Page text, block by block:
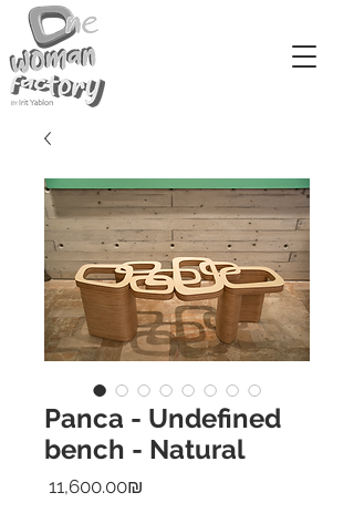
Panca - Undefined
bench - Natural
‏11,600.00 ‏₪